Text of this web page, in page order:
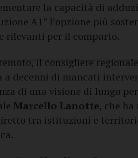
la capacità di
A1” l’opzione più
rilevanti per il comparto.
il consigliere regionale
decenni di mancati
di una visione di lungo
Marcello Lanotte, che
tra istituzioni e